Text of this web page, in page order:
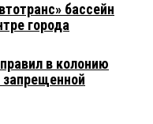
бассейн
города
в колонию